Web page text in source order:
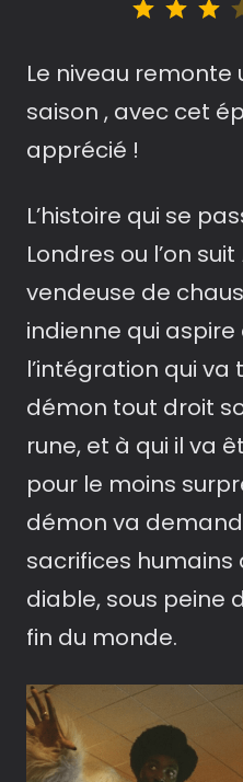
Le niveau remonte
saison , avec cet
apprécié !
L’histoire qui se
Londres ou l’on suit
vendeuse de
indienne qui
l’intégration qui va
démon tout droit
rune, et à qui il va
pour le moins
démon va
sacrifices humains
diable, sous peine
fin du monde.